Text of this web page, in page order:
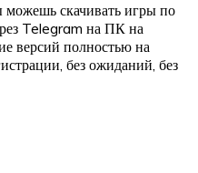
скачивать игры по
Telegram на ПК на
версий полностью на
без ожиданий, без